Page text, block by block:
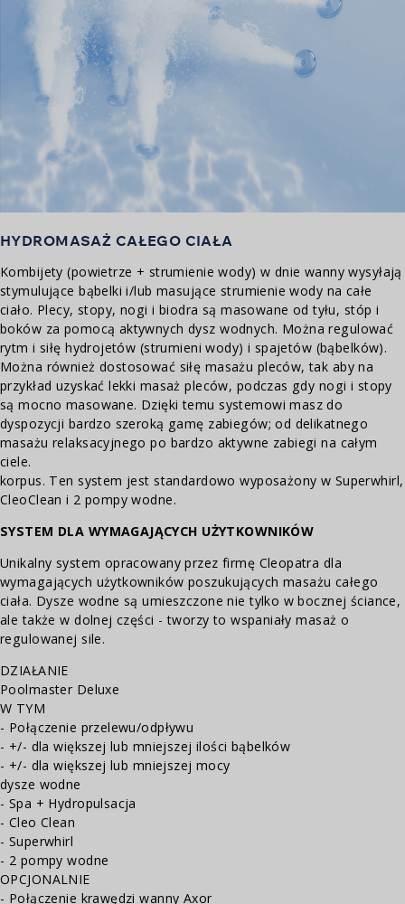
HYDROMASAŻ CAŁEGO CIAŁA
Kombijety (powietrze + strumienie wody) w dnie wanny wysyłają
stymulujące bąbelki i/lub masujące strumienie wody na całe
ciało. Plecy, stopy, nogi i biodra są masowane od tyłu, stóp i
boków za pomocą aktywnych dysz wodnych. Można regulować
rytm i siłę hydrojetów (strumieni wody) i spajetów (bąbelków).
Można również dostosować siłę masażu pleców, tak aby na
przykład uzyskać lekki masaż pleców, podczas gdy nogi i stopy
są mocno masowane. Dzięki temu systemowi masz do
dyspozycji bardzo szeroką gamę zabiegów; od delikatnego
masażu relaksacyjnego po bardzo aktywne zabiegi na całym
ciele.
korpus. Ten system jest standardowo wyposażony w Superwhirl,
CleoClean i 2 pompy wodne.
SYSTEM DLA WYMAGAJĄCYCH UŻYTKOWNIKÓW
Unikalny system opracowany przez firmę Cleopatra dla
wymagających użytkowników poszukujących masażu całego
ciała. Dysze wodne są umieszczone nie tylko w bocznej ściance,
ale także w dolnej części - tworzy to wspaniały masaż o
regulowanej sile.
DZIAŁANIE
Poolmaster Deluxe
W TYM
- Połączenie przelewu/odpływu
- +/- dla większej lub mniejszej ilości bąbelków
- +/- dla większej lub mniejszej mocy
dysze wodne
- Spa + Hydropulsacja
- Cleo Clean
- Superwhirl
- 2 pompy wodne
OPCJONALNIE
- Połączenie krawędzi wanny Axor